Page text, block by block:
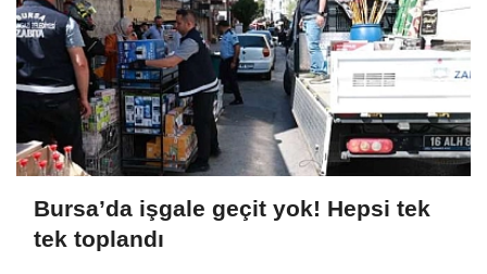
Bursa’da işgale geçit yok! Hepsi tek
tek toplandı